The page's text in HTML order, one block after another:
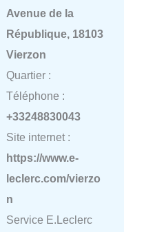
Avenue de la
République, 18103
Vierzon
Quartier :
Téléphone :
+33248830043
Site internet :
https://www.e-
leclerc.com/vierzo
n
Service E.Leclerc